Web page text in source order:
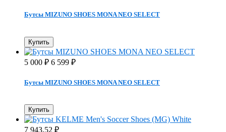
Бутсы MIZUNO SHOES MONA NEO SELECT
Купить
5 000 ₽ 6 599 ₽
Бутсы MIZUNO SHOES MONA NEO SELECT
Купить
7 943,52 ₽